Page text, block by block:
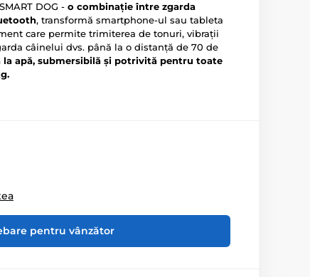
DOG - o combinație între zgarda
, transformă smartphone-ul sau tableta
care permite trimiterea de tonuri, vibrații
câinelui dvs. până la o distanță de 70 de
la apă, submersibilă și potrivită pentru toate
pentru vânzător